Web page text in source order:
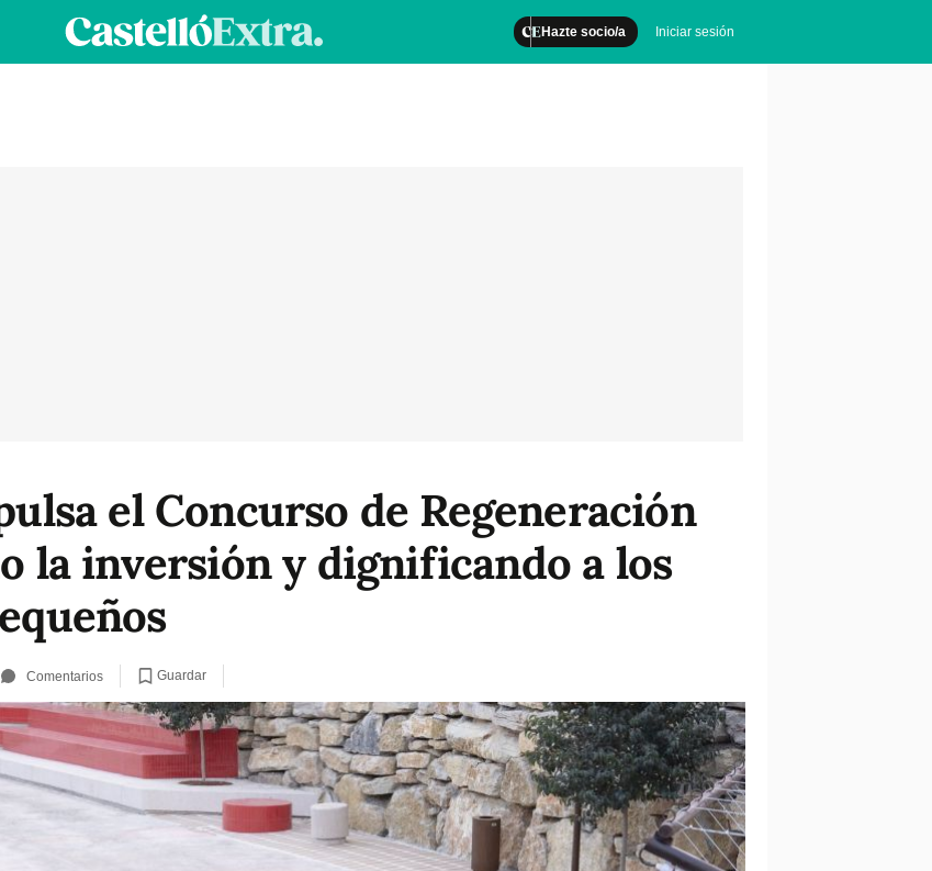
Hazte socio/a Iniciar sesión
el Concurso de Regeneración
la inversión y dignificando a los
Comentarios Guardar